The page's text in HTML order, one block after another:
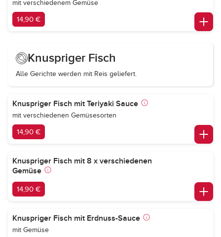
mit verschiedenem Gemüse
14,90 €
Knuspriger Fisch
Alle Gerichte werden mit Reis geliefert.
Knuspriger Fisch mit Teriyaki Sauce
mit verschiedenen Gemüsesorten
14,90 €
Knuspriger Fisch mit 8 x verschiedenen
Gemüse
14,90 €
Knuspriger Fisch mit Erdnuss-Sauce
mit Gemüse